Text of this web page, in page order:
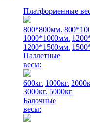
Платформенные
800*800мм.
1000*1000мм.
1200*1500мм.
Паллетные
весы:
600кг. 1000кг.
3000кг. 5000кг.
Балочные
весы: